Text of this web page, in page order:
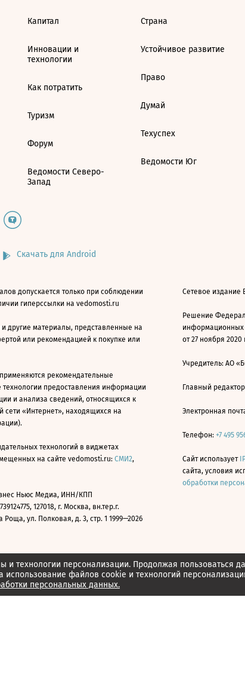
технологии персонализации. Продолжая пользоваться
использование файлов cookie и технологий
персональных данных.
Капитал
Инновации и
технологии
Как потратить
Туризм
Форум
Ведомости Северо-
Запад
Страна
Устойчивое развитие
Право
Думай
Техуспех
Ведомости Юг
Скачать для Android
допускается только при соблюдении
гиперссылки на vedomosti.ru
другие материалы, представленные на
или рекомендацией к покупке или
рекомендательные
предоставления информации
и анализа сведений, относящихся к
сети «Интернет», находящихся на
технологий в виджетах
на сайте vedomosti.ru: СМИ2,
Ньюс Медиа, ИНН/КПП
127018, г. Москва, вн.тер.г.
ул. Полковая, д. 3, стр. 1 1999—2026
Сетевое издание
Решение
информационных
от 27 ноября
Учредитель: АО
Главный
Электронная
Телефон: +7 495
Сайт использует
сайта, условия
обработки